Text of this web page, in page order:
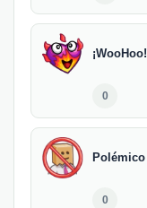
¡WooHoo!
0
Polémico
0